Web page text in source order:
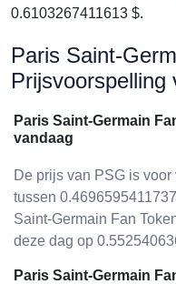
0.6103267411613 $.
Paris Saint-
Prijsvoorspelling
Paris Saint-Germain
vandaag
De prijs van PSG is
tussen
Saint-Germain Fan
deze dag op
Paris Saint-Germain